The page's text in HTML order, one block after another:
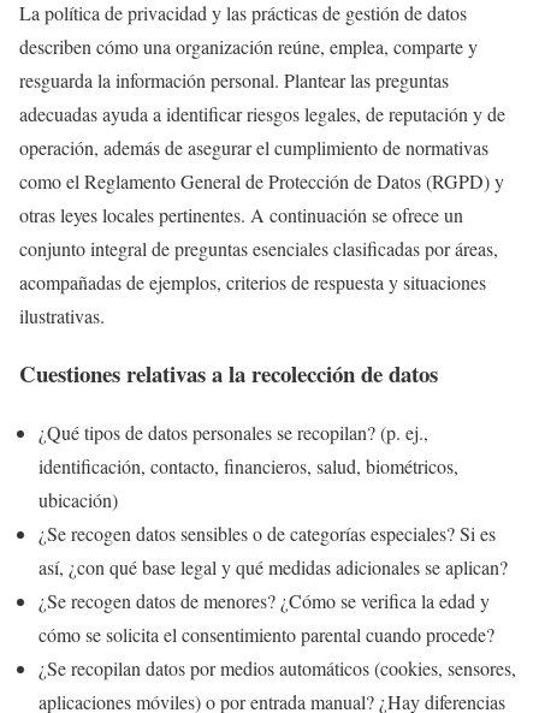
La política de privacidad y las prácticas de gestión de datos
describen cómo una organización reúne, emplea, comparte y
resguarda la información personal. Plantear las preguntas
adecuadas ayuda a identificar riesgos legales, de reputación y de
operación, además de asegurar el cumplimiento de normativas
como el Reglamento General de Protección de Datos (RGPD) y
otras leyes locales pertinentes. A continuación se ofrece un
conjunto integral de preguntas esenciales clasificadas por áreas,
acompañadas de ejemplos, criterios de respuesta y situaciones
ilustrativas.
Cuestiones relativas a la recolección de datos
¿Qué tipos de datos personales se recopilan? (p. ej.,
identificación, contacto, financieros, salud, biométricos,
ubicación)
¿Se recogen datos sensibles o de categorías especiales? Si es
así, ¿con qué base legal y qué medidas adicionales se aplican?
¿Se recogen datos de menores? ¿Cómo se verifica la edad y
cómo se solicita el consentimiento parental cuando procede?
¿Se recopilan datos por medios automáticos (cookies, sensores,
aplicaciones móviles) o por entrada manual? ¿Hay diferencias